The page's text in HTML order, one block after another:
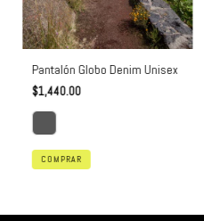
Pantalón Globo Denim Unisex
$1,440.00
COMPRAR